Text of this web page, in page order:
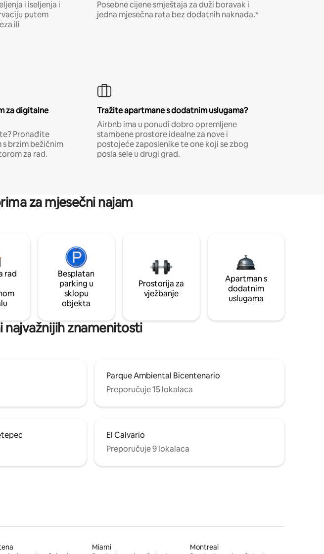
i iseljenja i
putem
ili
Posebne cijene smještaja za duži boravak i
jedna mjesečna rata bez dodatnih naknada.*
za digitalne
Pronađite
brzim bežičnim
za rad.
Tražite apartmane s dodatnim uslugama?
Airbnb ima u ponudi dobro opremljene
stambene prostore idealne za nove i
postojeće zaposlenike te one koji se zbog
posla sele u drugi grad.
za mjesečni najam
rad
Besplatan
parking u
sklopu
objekta
Prostorija za
vježbanje
Apartman s
dodatnim
uslugama
najvažnijih znamenitosti
Parque Ambiental Bicentenario
Preporučuje 15 lokalaca
El Calvario
Preporučuje 9 lokalaca
Miami
Montreal